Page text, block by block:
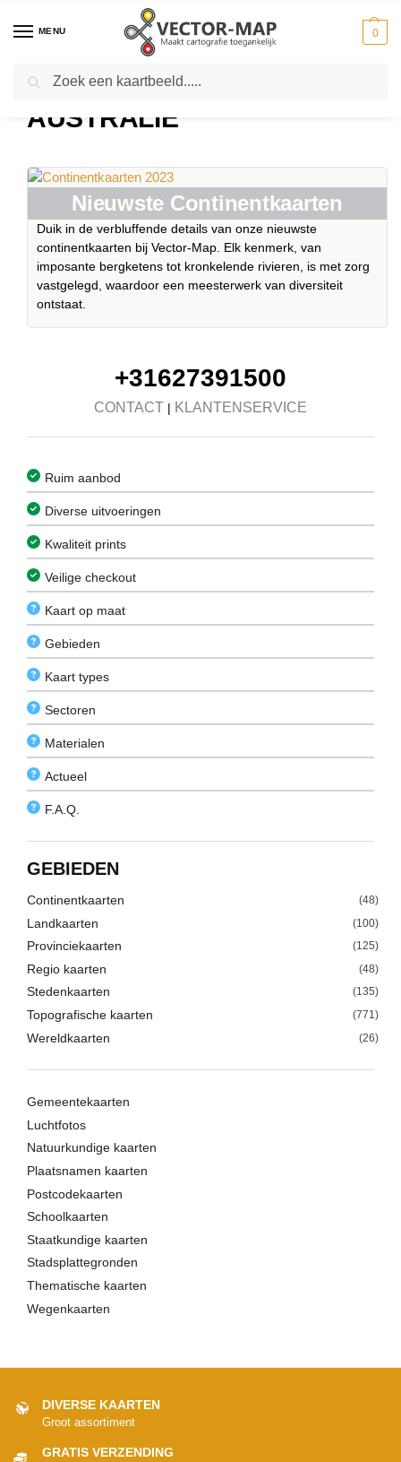
MENU 0
Home Australië
AUSTRALIË
Nieuwste Continentkaarten
Duik in de verbluffende details van onze nieuwste
continentkaarten bij Vector-Map. Elk kenmerk, van
imposante bergketens tot kronkelende rivieren, is met zorg
vastgelegd, waardoor een meesterwerk van diversiteit
ontstaat.
+31627391500
CONTACT | KLANTENSERVICE
Ruim aanbod
Diverse uitvoeringen
Kwaliteit prints
Veilige checkout
Kaart op maat
Gebieden
Kaart types
Sectoren
Materialen
Actueel
F.A.Q.
GEBIEDEN
Continentkaarten (48)
Landkaarten (100)
Provinciekaarten (125)
Regio kaarten (48)
Stedenkaarten (135)
Topografische kaarten (771)
Wereldkaarten (26)
Gemeentekaarten
Luchtfotos
Natuurkundige kaarten
Plaatsnamen kaarten
Postcodekaarten
Schoolkaarten
Staatkundige kaarten
Stadsplattegronden
Thematische kaarten
Wegenkaarten
DIVERSE KAARTEN
Groot assortiment
GRATIS VERZENDING